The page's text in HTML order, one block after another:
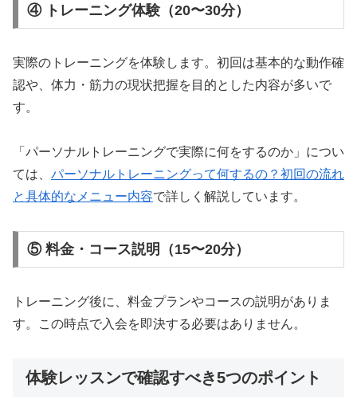
④ トレーニング体験（20〜30分）
実際のトレーニングを体験します。初回は基本的な動作確
認や、体力・筋力の現状把握を目的とした内容が多いで
す。
「パーソナルトレーニングで実際に何をするのか」につい
ては、 パーソナルトレーニングって何するの？初回の流れ
と具体的なメニュー内容で詳しく解説しています。
⑤ 料金・コース説明（15〜20分）
トレーニング後に、料金プランやコースの説明がありま
す。この時点で入会を即決する必要はありません。
体験レッスンで確認すべき5つのポイント